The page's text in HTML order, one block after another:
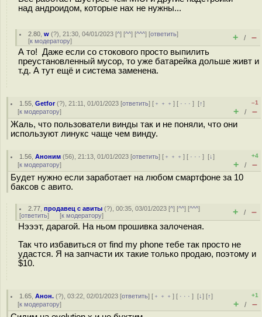
над андроидом, которые нах не нужны...
2.80 ,w (?), 21:30, 04/01/2023 [^] [^^] [^^^] [ответить]
[к модератору] + / –
А то! Даже если со стокового просто выпилить
преустановленный мусор, то уже батарейка дольше живт и
т.д. А тут ещё и система заменена.
1.55 ,Getfor(?), 21:11, 01/01/2023 [ответить] [ ﹢﹢﹢] [ · · ·][↑]
[к модератору]
–1
+ / –
Жаль, что пользователи винды так и не поняли, что они
используют линукс чаще чем винду.
1.56 ,Аноним (56), 21:13, 01/01/2023 [ответить] [ ﹢﹢﹢] [ · · ·][↓]
[к модератору]
+4
+ / –
Будет нужно если заработает на любом смартфоне за 10
баксов с авито.
2.77 ,продавец с авиты (?), 00:35, 03/01/2023 [^] [^^] [^^^]
[ответить] [к модератору] + / –
Нэээт, дарагой. На ньом прошивка залоченая.
Так что избавиться от find my phone тебе так просто не
удастся. Я на запчасти их такие только продаю, поэтому и
$10.
1.65 ,Анон. (?), 03:22, 02/01/2023 [ответить] [ ﹢﹢﹢] [ · · ·][↓] [↑]
[к модератору]
+1
+ / –